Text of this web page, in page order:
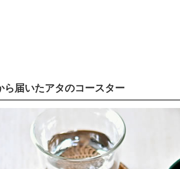
ら届いたアタのコースター